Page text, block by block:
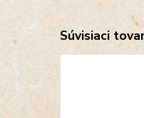
Súvisiaci